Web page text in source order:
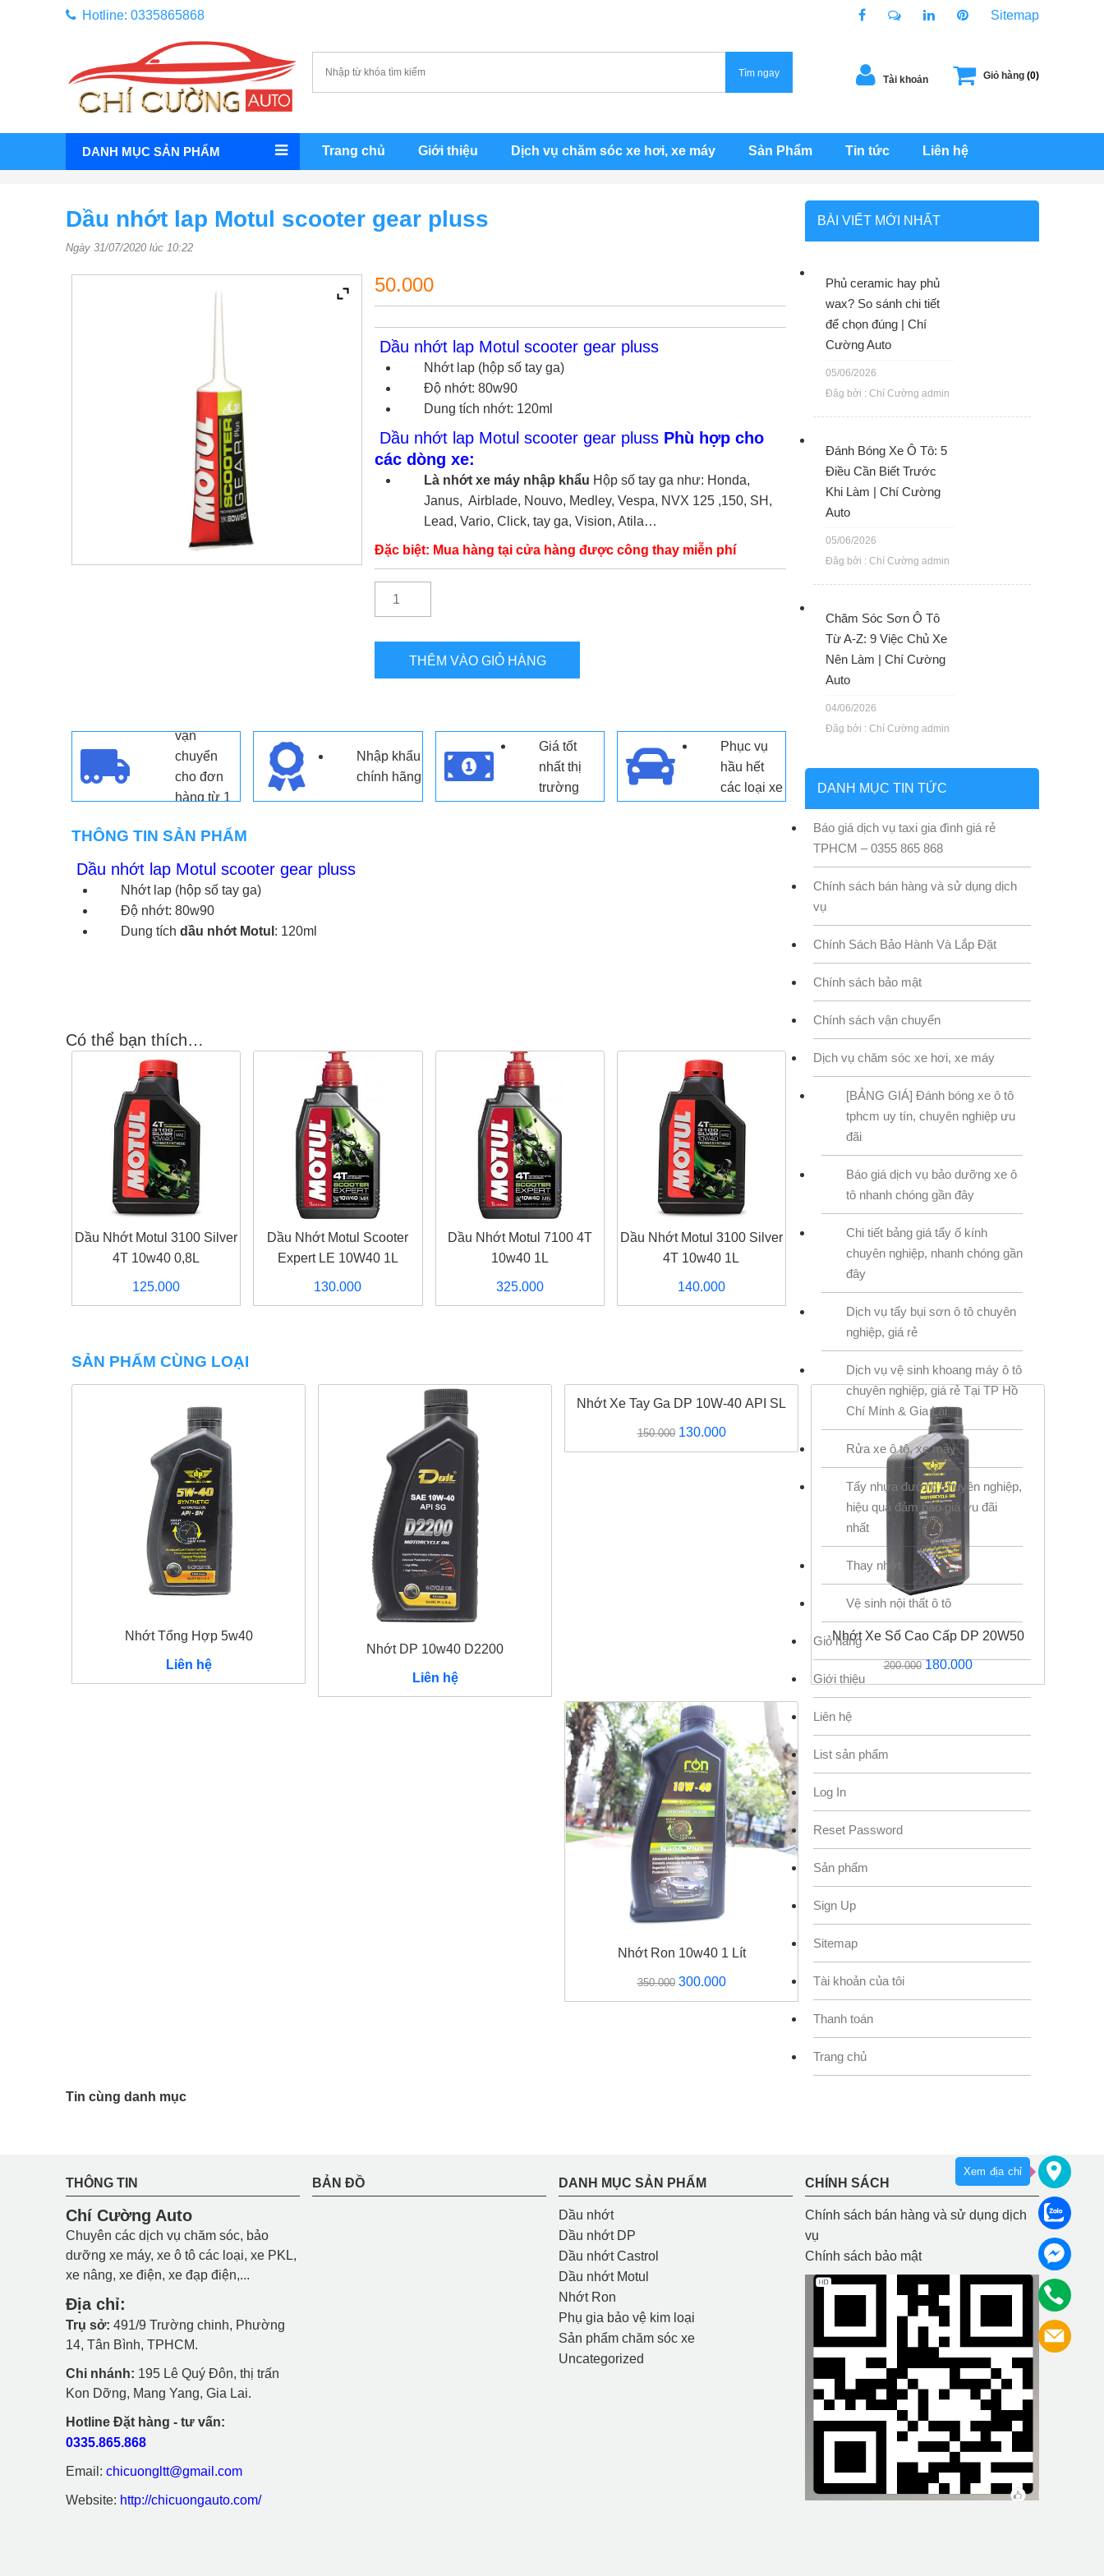
Hotline: 0335865868 Sitemap
Tìm ngay Giỏ hàng (0)
Tài khoản
DANH MỤC SẢN PHẨM Trang chủ Giới thiệu Dịch vụ chăm sóc xe hơi, xe máy Sản Phẩm Tin tức Liên hệ
Dầu nhớt lap Motul scooter gear pluss
Ngày 31/07/2020 lúc 10:22
50.000
Dầu nhớt lap Motul scooter gear pluss
Nhớt lap (hộp số tay ga)
Độ nhớt: 80w90
Dung tích nhớt: 120ml
Dầu nhớt lap Motul scooter gear pluss Phù hợp cho
các dòng xe:
Là nhớt xe máy nhập khẩu Hộp số tay ga như: Honda,
Janus, Airblade, Nouvo, Medley, Vespa, NVX 125 ,150, SH,
Lead, Vario, Click, tay ga, Vision, Atila…
Đặc biệt: Mua hàng tại cửa hàng được công thay miễn phí
THÊM VÀO GIỎ HÀNG
vận
chuyển
cho đơn
hàng từ 1
Nhập khẩu
chính hãng
Giá tốt
nhất thị
trường
Phục vụ
hầu hết
các loại xe
THÔNG TIN SẢN PHẨM
Dầu nhớt lap Motul scooter gear pluss
Nhớt lap (hộp số tay ga)
Độ nhớt: 80w90
Dung tích dầu nhớt Motul : 120ml
Có thể bạn thích…
Dầu Nhớt Motul 3100 Silver
4T 10w40 0,8L
125.000
Dầu Nhớt Motul Scooter
Expert LE 10W40 1L
130.000
Dầu Nhớt Motul 7100 4T
10w40 1L
325.000
Dầu Nhớt Motul 3100 Silver
4T 10w40 1L
140.000
SẢN PHẨM CÙNG LOẠI
Nhớt Tổng Hợp 5w40
Liên hệ
Nhớt DP 10w40 D2200
Liên hệ
Nhớt Xe Tay Ga DP 10W-40 API SL
150.000 Giá
gốc
130.000Giá
hiện
Nhớt Xe Số Cao Cấp DP 20W50
200.000 Giá
gốc
180.000Giá
hiện
Nhớt Ron 10w40 1 Lít
350.000 Giá
gốc
300.000Giá
hiện
Tin cùng danh mục
BÀI VIẾT MỚI NHẤT
Phủ ceramic hay phủ
wax? So sánh chi tiết
để chọn đúng | Chí
Cường Auto
05/06/2026
Đăg bởi : Chí Cường admin
Đánh Bóng Xe Ô Tô: 5
Điều Cần Biết Trước
Khi Làm | Chí Cường
Auto
05/06/2026
Đăg bởi : Chí Cường admin
Chăm Sóc Sơn Ô Tô
Từ A-Z: 9 Việc Chủ Xe
Nên Làm | Chí Cường
Auto
04/06/2026
Đăg bởi : Chí Cường admin
DANH MỤC TIN TỨC
Báo giá dịch vụ taxi gia đình giá rẻ
TPHCM – 0355 865 868
Chính sách bán hàng và sử dụng dịch
vụ
Chính Sách Bảo Hành Và Lắp Đặt
Chính sách bảo mật
Chính sách vận chuyển
Dịch vụ chăm sóc xe hơi, xe máy
[BẢNG GIÁ] Đánh bóng xe ô tô
tphcm uy tín, chuyên nghiệp ưu
đãi
Báo giá dịch vụ bảo dưỡng xe ô
tô nhanh chóng gần đây
Chi tiết bảng giá tẩy ố kính
chuyên nghiệp, nhanh chóng gần
đây
Dịch vụ tẩy bụi sơn ô tô chuyên
nghiệp, giá rẻ
Dịch vụ vệ sinh khoang máy ô tô
chuyên nghiệp, giá rẻ Tại TP Hồ
Chí Minh & Gia Lai
Rửa xe ô tô, xe máy
Tẩy nhựa đường chuyên nghiệp,
hiệu quả đảm bảo giá ưu đãi
nhất
Thay nhớt
Vệ sinh nội thất ô tô
Giỏ hàng
Giới thiệu
Liên hệ
List sản phẩm
Log In
Reset Password
Sản phẩm
Sign Up
Sitemap
Tài khoản của tôi
Thanh toán
Trang chủ
THÔNG TIN
Chí Cường Auto
Chuyên các dịch vụ chăm sóc, bảo
dưỡng xe máy, xe ô tô các loại, xe PKL,
xe nâng, xe điện, xe đạp điện,...
Địa chỉ:
Trụ sở: 491/9 Trường chinh, Phường
14, Tân Bình, TPHCM.
Chi nhánh: 195 Lê Quý Đôn, thị trấn
Kon Dỡng, Mang Yang, Gia Lai.
Hotline Đặt hàng - tư vấn:
0335.865.868
Email: chicuongltt@gmail.com
Website: http://chicuongauto.com/
BẢN ĐỒ DANH MỤC SẢN PHẨM
Dầu nhớt
Dầu nhớt DP
Dầu nhớt Castrol
Dầu nhớt Motul
Nhớt Ron
Phụ gia bảo vệ kim loại
Sản phẩm chăm sóc xe
Uncategorized
CHÍNH SÁCH
Chính sách bán hàng và sử dụng dịch
vụ
Chính sách bảo mật
Xem địa chỉ